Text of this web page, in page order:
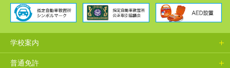
学校案内
普通免許